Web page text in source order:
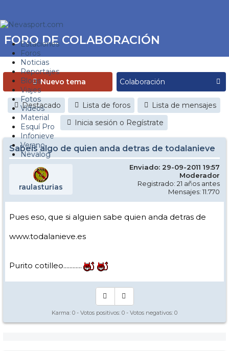
Estaciones
Foros
Noticias
Reportajes
Blogs
Viajes
Fotos
Videos
Material
Esquí Pro
Infonieve
Verano
Nevalog
FORO DE COLABORACIÓN
Nuevo tema
Destacado Lista de foros
Lista de mensajes
Inicia sesión o Regístrate
Sabeis algo de quien anda detras de todalanieve
raulasturias
Enviado: 29-09-2011 19:57
Moderador
Registrado: 21 años antes
Mensajes: 11.770
Pues eso, que si alguien sabe quien anda detras de
www.todalanieve.es
Purito cotilleo............
Karma: 0 - Votos positivos: 0 - Votos negativos: 0